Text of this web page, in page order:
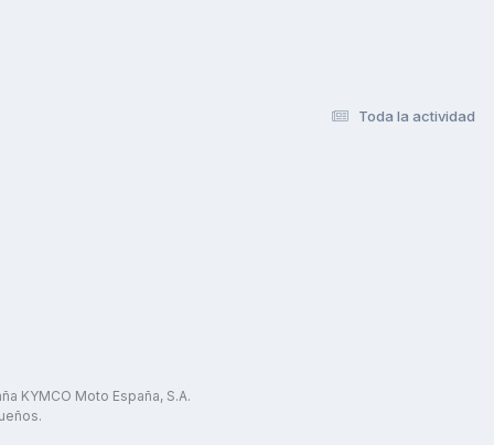
Toda la actividad
KYMCO Moto España, S.A.